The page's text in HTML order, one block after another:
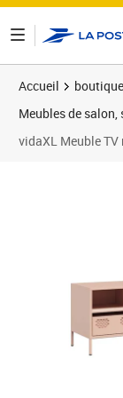
Accueil boutique
Meubles de
vidaXL Meuble